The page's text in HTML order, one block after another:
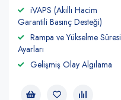
iVAPS (Akıllı Hacim
Garantili Basınç Desteği)
Rampa ve Yükselme Süresi
Ayarları
Gelişmiş Olay Algılama